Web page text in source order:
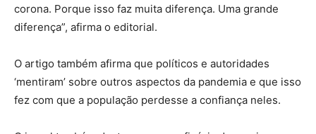
corona. Porque isso faz muita diferença. Uma grande
diferença”, afirma o editorial.
O artigo também afirma que políticos e autoridades
‘mentiram’ sobre outros aspectos da pandemia e que isso
fez com que a população perdesse a confiança neles.